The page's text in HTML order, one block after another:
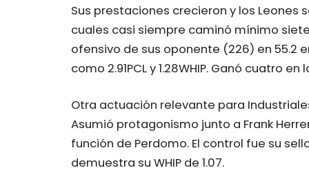
Sus prestaciones crecieron y los
cuales casi siempre caminó mínimo
ofensivo de sus oponente (226) en 55.2
como 2.91PCL y 1.28WHIP. Ganó cuatro
Otra actuación relevante para
Asumió protagonismo junto a Frank
función de Perdomo. El control fue su
demuestra su WHIP de 1.07.